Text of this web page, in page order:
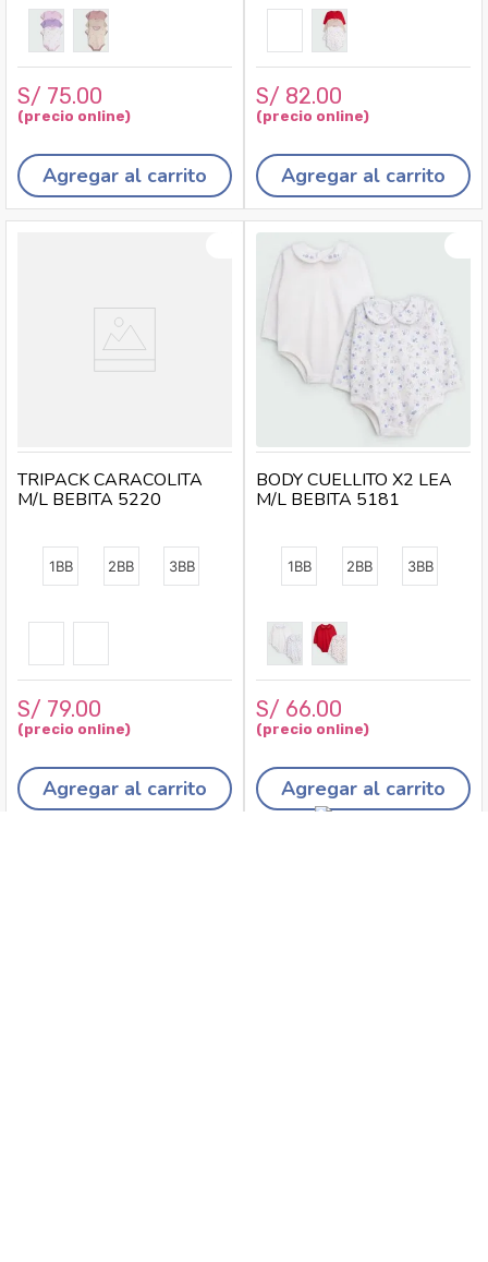
S/ 75.00
Agregar al carrito
S/ 82.00
Agregar al carrito
1BB 2BB 3BB
TRIPACK CARACOLITA
M/L BEBITA 5220
S/ 79.00
Agregar al carrito
1BB 2BB 3BB
BODY CUELLITO X2 LEA
M/L BEBITA 5181
S/ 66.00
Agregar al carrito